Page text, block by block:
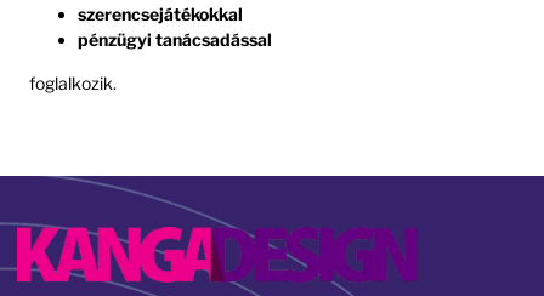
szerencsejátékokkal
pénzügyi tanácsadással
foglalkozik.